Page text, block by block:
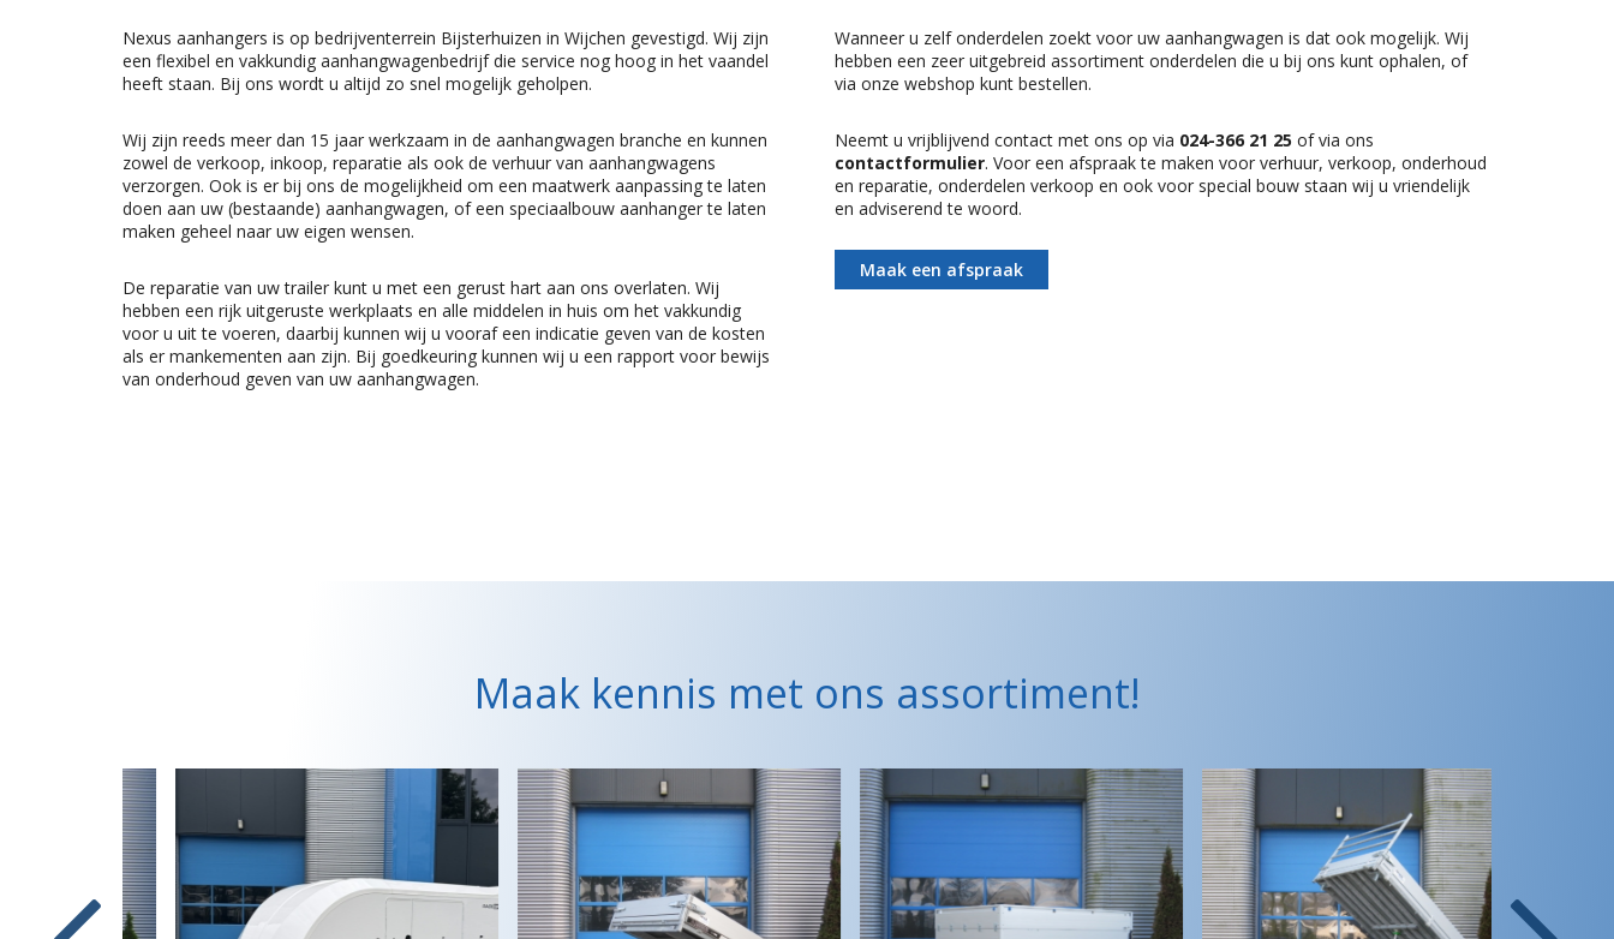
Nexus aanhangers is op bedrijventerrein Bijsterhuizen in Wijchen gevestigd. Wij zijn
een flexibel en vakkundig aanhangwagenbedrijf die service nog hoog in het vaandel
heeft staan. Bij ons wordt u altijd zo snel mogelijk geholpen.
Wij zijn reeds meer dan 15 jaar werkzaam in de aanhangwagen branche en kunnen
zowel de verkoop, inkoop, reparatie als ook de verhuur van aanhangwagens
verzorgen. Ook is er bij ons de mogelijkheid om een maatwerk aanpassing te laten
doen aan uw (bestaande) aanhangwagen, of een speciaalbouw aanhanger te laten
maken geheel naar uw eigen wensen.
De reparatie van uw trailer kunt u met een gerust hart aan ons overlaten. Wij
hebben een rijk uitgeruste werkplaats en alle middelen in huis om het vakkundig
voor u uit te voeren, daarbij kunnen wij u vooraf een indicatie geven van de kosten
als er mankementen aan zijn. Bij goedkeuring kunnen wij u een rapport voor bewijs
van onderhoud geven van uw aanhangwagen.
Wanneer u zelf onderdelen zoekt voor uw aanhangwagen is dat ook mogelijk. Wij
hebben een zeer uitgebreid assortiment onderdelen die u bij ons kunt ophalen, of
via onze webshop kunt bestellen.
Neemt u vrijblijvend contact met ons op via 024-366 21 25 of via ons
contactformulier. Voor een afspraak te maken voor verhuur, verkoop, onderhoud
en reparatie, onderdelen verkoop en ook voor special bouw staan wij u vriendelijk
en adviserend te woord.
Maak een afspraak
Maak kennis met ons assortiment!